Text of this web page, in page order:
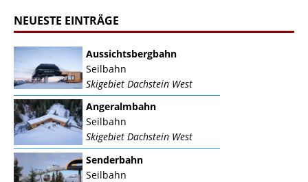
NEUESTE EINTRÄGE
Aussichtsbergbahn
Seilbahn
Skigebiet Dachstein West
Angeralmbahn
Seilbahn
Skigebiet Dachstein West
Senderbahn
Seilbahn